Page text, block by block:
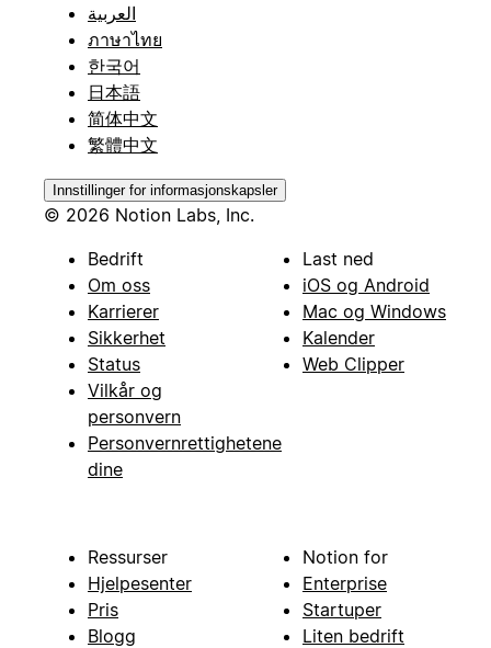
العربية
ภาษาไทย
한국어
日本語
简体中文
繁體中文
Innstillinger for informasjonskapsler
© 2026 Notion Labs, Inc.
Bedrift
Om oss
Karrierer
Sikkerhet
Status
Vilkår og
personvern
Personvernrettighetene
dine
Last ned
iOS og Android
Mac og Windows
Kalender
Web Clipper
Ressurser
Hjelpesenter
Pris
Blogg
Notion for
Enterprise
Startuper
Liten bedrift